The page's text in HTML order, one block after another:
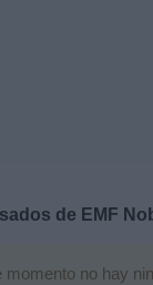
de EMF
momento no hay